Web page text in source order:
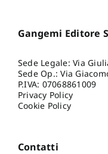
Gangemi Editore
Sede Legale: Via
Sede Op.: Via
P.IVA: 07068861009
Privacy Policy
Cookie Policy
Contatti